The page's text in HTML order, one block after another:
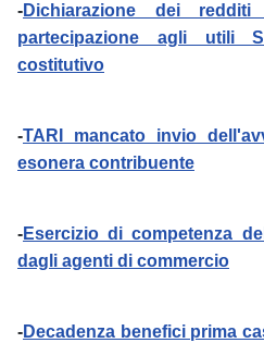
-Dichiarazione dei
partecipazione agli utili
costitutivo
-TARI mancato invio
esonera contribuente
-Esercizio di competenza
dagli agenti di commercio
-Decadenza benefici prima